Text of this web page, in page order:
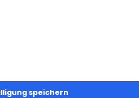
speichern